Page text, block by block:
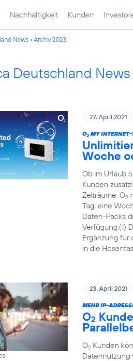
Nachhaltigkeit Kunden
News Archiv 2023
Deutschland
27. April 2021
O2 MY
Woche
Ob im Urlaub
Kunden
Zeiträume. O2
Tag, eine
Daten-Packs
Verfügung.(1)
Ergänzung für
in die
23. April 2021
MEHR IP-
O2
O2 Kunden
Datennutzung